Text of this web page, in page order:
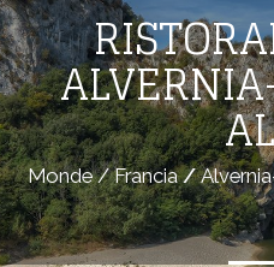
Monde/Francia/